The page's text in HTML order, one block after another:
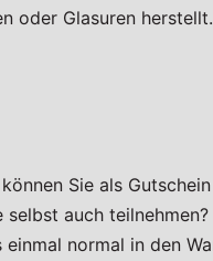
oder Glasuren herstellt.
Sie als
selbst auch
einmal normal in den